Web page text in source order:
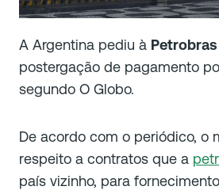
A Argentina pediu à Petrobras
postergação de pagamento
segundo O Globo.
De acordo com o periódico, o
respeito a contratos que a
país vizinho, para